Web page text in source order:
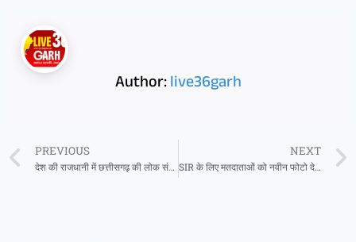
Author:live36garh
PREVIOUS
देश की राजधानी में छत्तीसगढ़ की लोक संस्कृति का भव्य प्रदर्शन
NEXT
SIR के लिए मतदाताओं को नवीन फोटो देना अनिवार्य नहीं